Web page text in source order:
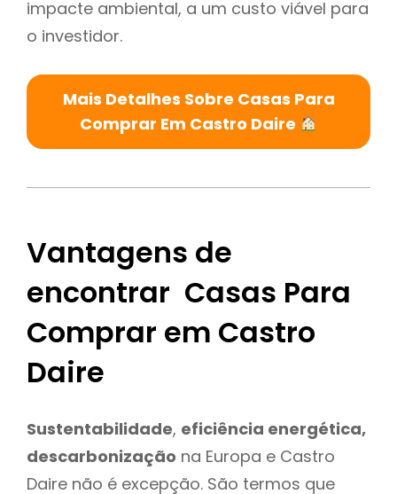
impacte ambiental, a um custo viável para
o investidor.
Mais Detalhes Sobre Casas Para
Comprar Em Castro Daire
Vantagens de
encontrar Casas Para
Comprar em Castro
Daire
Sustentabilidade, eficiência energética,
descarbonização na Europa e Castro
Daire não é excepção. São termos que